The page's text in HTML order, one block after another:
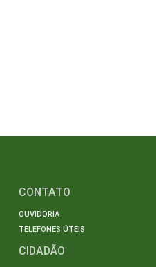
CONTATO
OUVIDORIA
TELEFONES ÚTEIS
CIDADÃO